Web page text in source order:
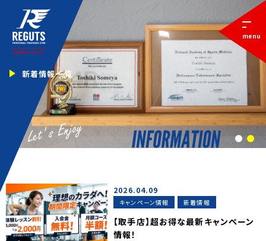
新着情報一覧
1 2
menu
2026.04.09
キャンペーン情報 新着情報
【取手店】超お得な最新キャンペーン
情報！